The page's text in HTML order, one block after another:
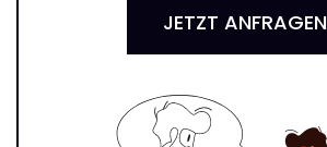
JETZT ANFRAGEN